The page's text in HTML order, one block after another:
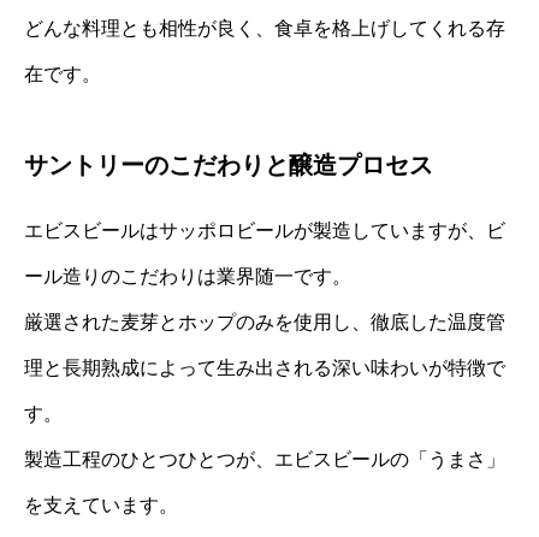
どんな料理とも相性が良く、食卓を格上げしてくれる存
在です。
サントリーのこだわりと醸造プロセス
エビスビールはサッポロビールが製造していますが、ビ
ール造りのこだわりは業界随一です。
厳選された麦芽とホップのみを使用し、徹底した温度管
理と長期熟成によって生み出される深い味わいが特徴で
す。
製造工程のひとつひとつが、エビスビールの「うまさ」
を支えています。